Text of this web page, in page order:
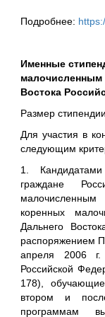
Подробнее:
Именные
малочисленным
Востока
Размер
Для участия в
следующим
1.
граждане
коренных
Дальнего
распоряжением
апреля 2006 г.
Российской
178),
втором и
программам